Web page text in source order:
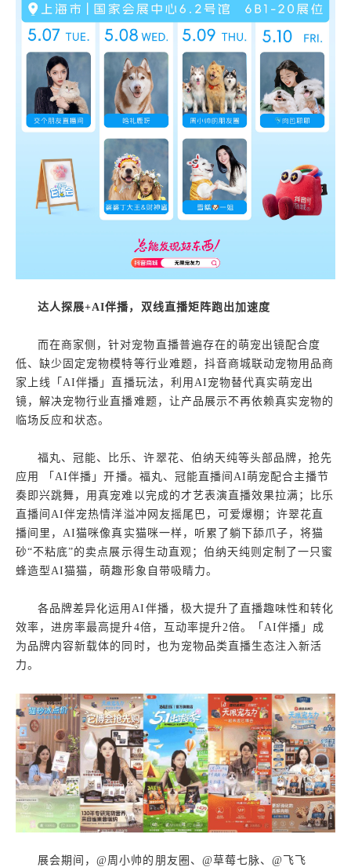
达人探展+AI伴播，双线直播矩阵跑出加速度
而在商家侧，针对宠物直播普遍存在的萌宠出镜配合度
低、缺少固定宠物模特等行业难题，抖音商城联动宠物用品商
家上线「AI伴播」直播玩法，利用AI宠物替代真实萌宠出
镜，解决宠物行业直播难题，让产品展示不再依赖真实宠物的
临场反应和状态。
福丸、冠能、比乐、许翠花、伯纳天纯等头部品牌，抢先
应用 「AI伴播」开播。福丸、冠能直播间AI萌宠配合主播节
奏即兴跳舞，用真宠难以完成的才艺表演直播效果拉满；比乐
直播间AI伴宠热情洋溢冲网友摇尾巴，可爱爆棚；许翠花直
播间里，AI猫咪像真实猫咪一样，听累了躺下舔爪子，将猫
砂“不粘底”的卖点展示得生动直观；伯纳天纯则定制了一只蜜
蜂造型AI猫猫，萌趣形象自带吸睛力。
各品牌差异化运用AI伴播，极大提升了直播趣味性和转化
效率，进房率最高提升4倍，互动率提升2倍。「AI伴播」成
为品牌内容新载体的同时，也为宠物品类直播生态注入新活
力。
展会期间，@周小帅的朋友圈、@草莓七脉、@飞飞